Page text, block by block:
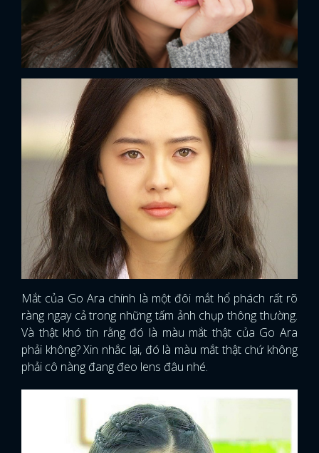
Mắt của Go Ara chính là một đôi mắt hổ phách rất rõ
ràng ngay cả trong những tấm ảnh chụp thông thường.
Và thật khó tin rằng đó là màu mắt thật của Go Ara
phải không? Xin nhắc lại, đó là màu mắt thật chứ không
phải cô nàng đang đeo lens đâu nhé.